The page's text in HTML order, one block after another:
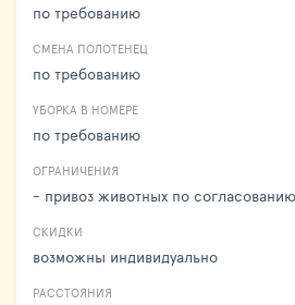
по требованию
СМЕНА ПОЛОТЕНЕЦ
по требованию
УБОРКА В НОМЕРЕ
по требованию
ОГРАНИЧЕНИЯ
- привоз животных по
СКИДКИ
возможны индивидуально
РАССТОЯНИЯ